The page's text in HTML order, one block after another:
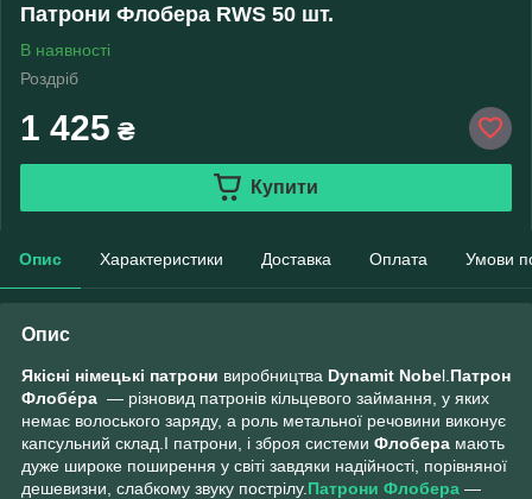
Патрони Флобера RWS 50 шт.
В наявності
Роздріб
1 425 ₴
Купити
Опис Характеристики Доставка Оплата Умови
Опис
Якісні німецькі патрони виробництва Dynamit Nobel. Патрон
Флобе́ра — різновид патронів кільцевого займання, у яких
немає волоського заряду, а роль метальної речовини виконує
капсульний склад.І патрони, і зброя системи Флобера мають
дуже широке поширення у світі завдяки надійності, порівняної
дешевизни, слабкому звуку пострілу. Патрони Флобера —